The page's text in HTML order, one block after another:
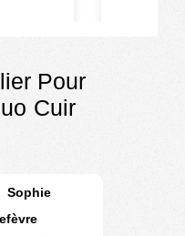
Pour
Cuir
Sophie